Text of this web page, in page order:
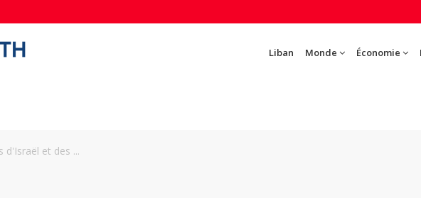
Liban Monde Économie
d'Israël et des ...